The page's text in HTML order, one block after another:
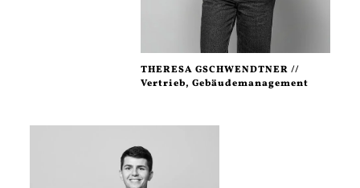
THERESA GSCHWENDTNER //
Vertrieb, Gebäudemanagement